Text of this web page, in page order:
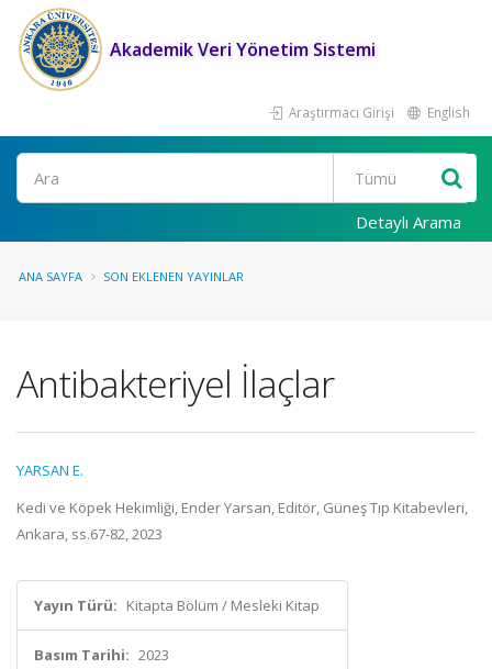
Akademik Veri Yönetim Sistemi
Araştırmacı Girişi English
Ara
Detaylı Arama
ANA SAYFA SON EKLENEN YAYINLAR
Antibakteriyel İlaçlar
YARSAN E.
Kedi ve Köpek Hekimliği, Ender Yarsan, Editör, Güneş Tıp Kitabevleri,
Ankara, ss.67-82, 2023
Yayın Türü: Kitapta Bölüm / Mesleki Kitap
Basım Tarihi: 2023